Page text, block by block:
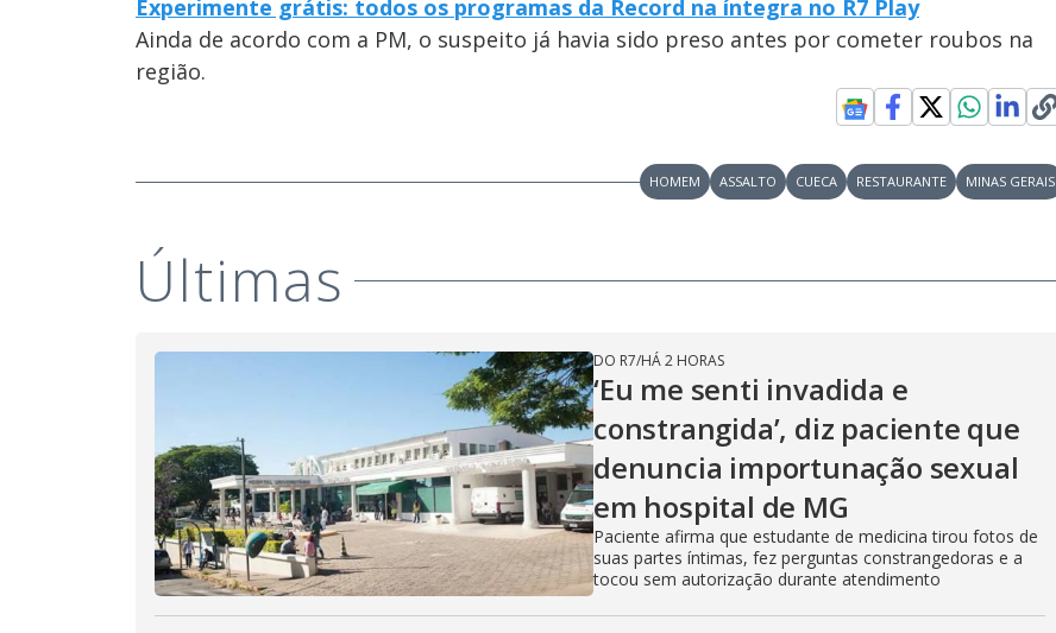
Experimente grátis: todos os programas da Record na íntegra no R7 Play
Ainda de acordo com a PM, o suspeito já havia sido preso antes por cometer roubos na
região.
HOMEM ASSALTO CUECA RESTAURANTE MINAS GERAIS
Últimas
DO R7/HÁ 2 HORAS
‘Eu me senti invadida e
constrangida’, diz paciente que
denuncia importunação sexual
em hospital de MG
Paciente afirma que estudante de medicina tirou fotos de
suas partes íntimas, fez perguntas constrangedoras e a
tocou sem autorização durante atendimento